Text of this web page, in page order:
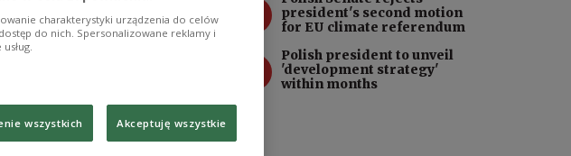
president's second motion
for EU climate referendum
Polish president to unveil
'development strategy'
within months
charakterystyki urządzenia do celów
do nich. Spersonalizowane reklamy i
wszystkich Akceptuję wszystkie